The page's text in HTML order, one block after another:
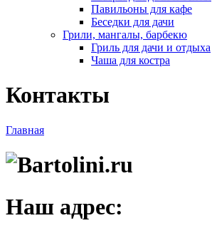
Павильоны для кафе
Беседки для дачи
Грили, мангалы, барбекю
Гриль для дачи и отдыха
Чаша для костра
Контакты
Вы здесь
Главная
Наш адрес: